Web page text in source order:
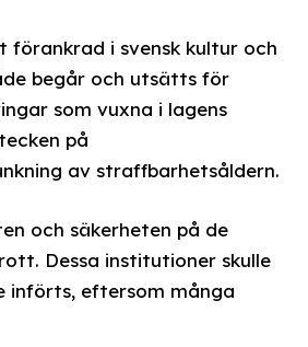
i svensk kultur och
begår och utsätts för
som vuxna i lagens
på
av straffbarhetsåldern.
och säkerheten på de
Dessa institutioner skulle
införts, eftersom många